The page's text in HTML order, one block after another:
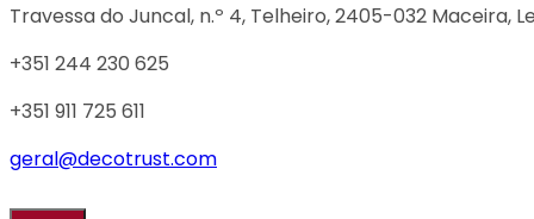
Travessa do Juncal, n.º 4, Telheiro, 2405-032 Maceira,
+351 244 230 625
+351 911 725 611
geral@decotrust.com